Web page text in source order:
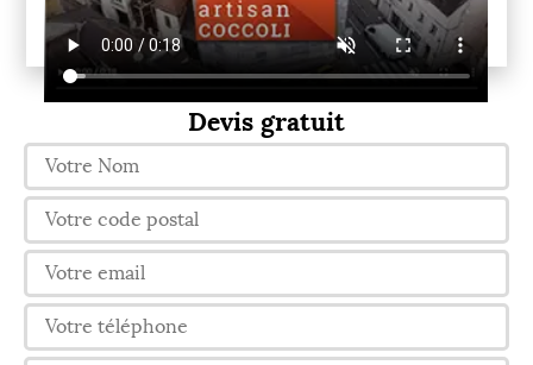
Devis gratuit